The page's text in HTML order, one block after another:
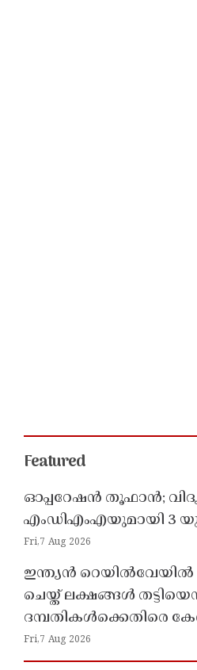
Featured
ഓപ്പറേഷൻ തൂഫാൻ;
എംഡിഎംഎയുമായി 3
Fri,7 Aug 2026
ഇന്ത്യൻ റെയിൽവേയിൽ
ചെയ്ത് ലക്ഷങ്ങൾ
ദമ്പതികൾക്കെതിരെ
Fri,7 Aug 2026